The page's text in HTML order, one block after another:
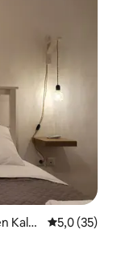
Kalav
Calificación
5,0 (35)